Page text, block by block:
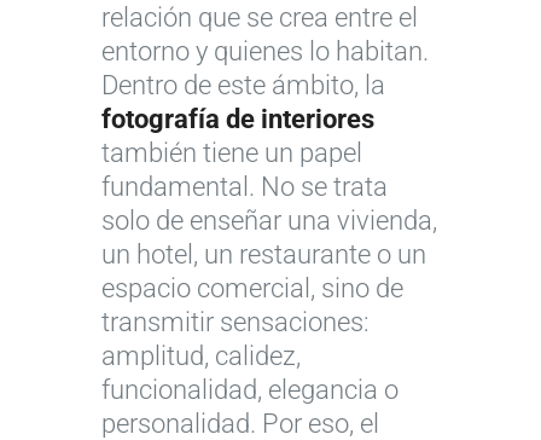
relación que se crea entre el
entorno y quienes lo habitan.
Dentro de este ámbito, la
fotografía de interiores
también tiene un papel
fundamental. No se trata
solo de enseñar una vivienda,
un hotel, un restaurante o un
espacio comercial, sino de
transmitir sensaciones:
amplitud, calidez,
funcionalidad, elegancia o
personalidad. Por eso, el